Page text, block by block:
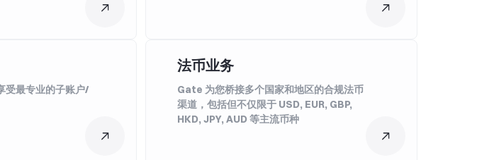
受最专业的子账户/
法币业务
Gate 为您桥接多个国家和地区的合规法币
渠道，包括但不仅限于 USD, EUR, GBP,
HKD, JPY, AUD 等主流币种